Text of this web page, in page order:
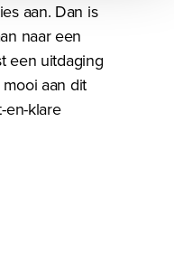
aan. Dan is
naar een
een uitdaging
aan dit
en-klare